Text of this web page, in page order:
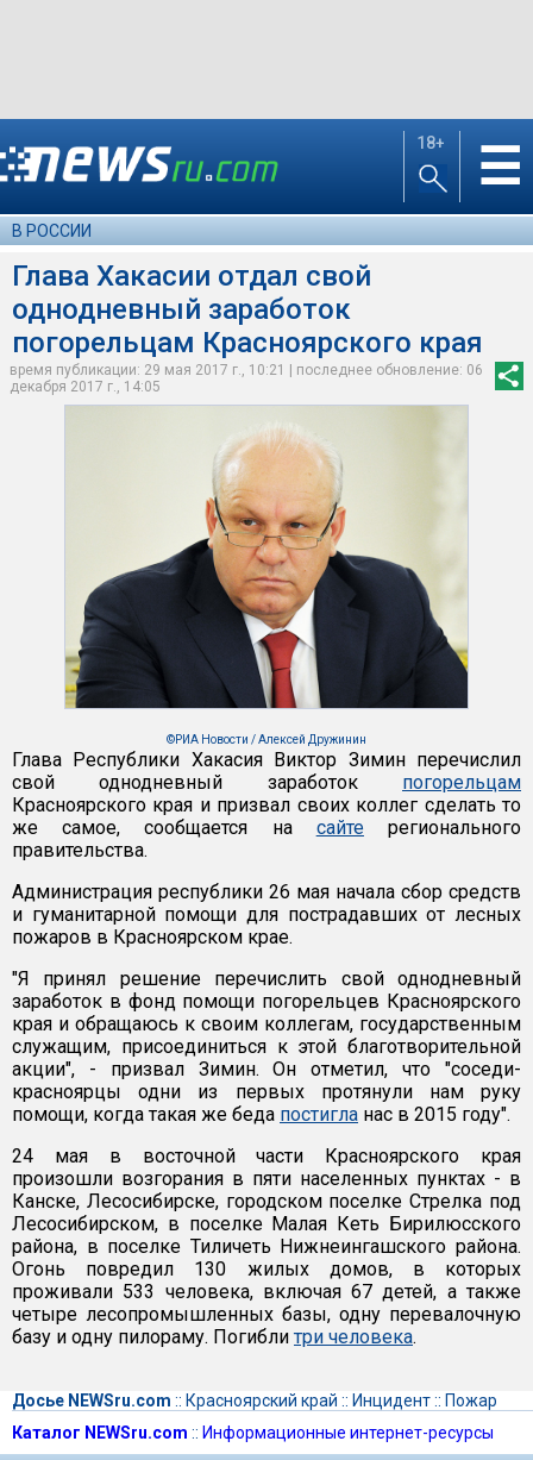
18+ ☰
В РОССИИ
Глава Хакасии отдал свой
однодневный заработок
погорельцам Красноярского края
время публикации: 29 мая 2017 г., 10:21 | последнее обновление: 06
декабря 2017 г., 14:05
©РИА Новости / Алексей Дружинин
Глава Республики Хакасия Виктор Зимин перечислил
свой однодневный заработок погорельцам
Красноярского края и призвал своих коллег сделать то
же самое, сообщается на сайтерегионального
правительства.
Администрация республики 26 мая начала сбор средств
и гуманитарной помощи для пострадавших от лесных
пожаров в Красноярском крае.
"Я принял решение перечислить свой однодневный
заработок в фонд помощи погорельцев Красноярского
края и обращаюсь к своим коллегам, государственным
служащим, присоединиться к этой благотворительной
акции", - призвал Зимин. Он отметил, что "соседи-
красноярцы одни из первых протянули нам руку
помощи, когда такая же беда постигла нас в 2015 году".
24 мая в восточной части Красноярского края
произошли возгорания в пяти населенных пунктах - в
Канске, Лесосибирске, городском поселке Стрелка под
Лесосибирском, в поселке Малая Кеть Бирилюсского
района, в поселке Тиличеть Нижнеингашского района.
Огонь повредил 130 жилых домов, в которых
проживали 533 человека, включая 67 детей, а также
четыре лесопромышленных базы, одну перевалочную
базу и одну пилораму. Погибли три человека.
Досье NEWSru.com :: Красноярский край :: Инцидент:: Пожар
Каталог NEWSru.com :: Информационные интернет-ресурсы